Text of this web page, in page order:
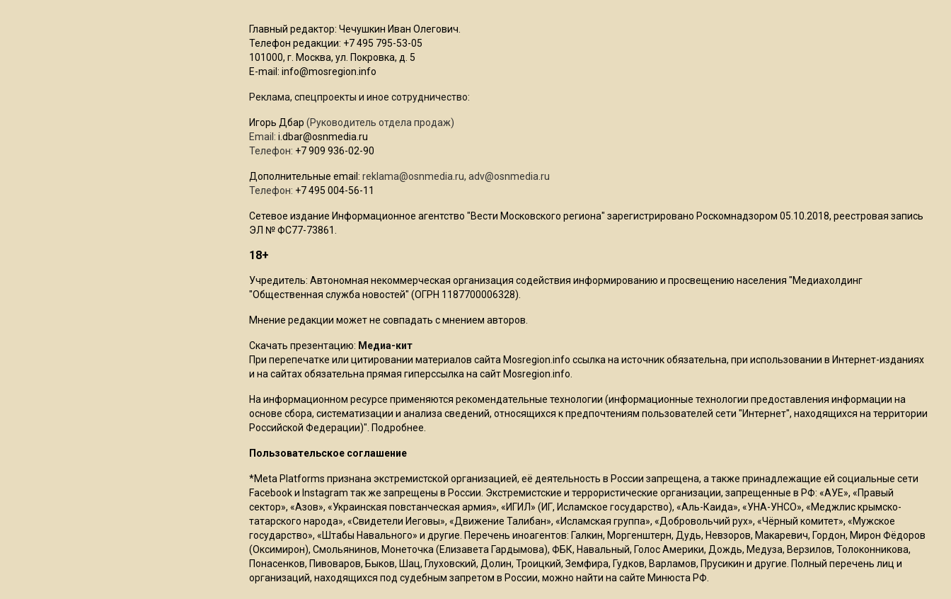
пиццы валяются на полу
причину банкротства
13:27
20:56
Сотрудники хлебозавода в
Балашихе массово
увольняются из-за жары в
Главный редактор: Чечушкин Иван Олегович.
Телефон редакции: +7 495 795-53-05
101000, г. Москва, ул. Покровка, д. 5
E-mail: info@mosregion.info
Реклама, спецпроекты и иное сотрудничество:
Игорь Дбар (Руководитель отдела продаж)
Email: i.dbar@osnmedia.ru
Телефон: +7 909 936-02-90
Дополнительные email: reklama@osnmedia.ru, adv@osnmedia.ru
Телефон: +7 495 004-56-11
Сетевое издание Информационное агентство "Вести Московского региона" зарегистрировано Роскомнадзором 05.10.2018, реестровая запись
ЭЛ № ФС77-73861.
18+
Учредитель: Автономная некоммерческая организация содействия информированию и просвещению населения "Медиахолдинг
"Общественная служба новостей" (ОГРН 1187700006328).
Мнение редакции может не совпадать с мнением авторов.
Скачать презентацию: Медиа-кит
При перепечатке или цитировании материалов сайта Mosregion.info ссылка на источник обязательна, при использовании в Интернет-изданиях
и на сайтах обязательна прямая гиперссылка на сайт Mosregion.info.
На информационном ресурсе применяются рекомендательные технологии (информационные технологии предоставления информации на
основе сбора, систематизации и анализа сведений, относящихся к предпочтениям пользователей сети "Интернет", находящихся на территории
Российской Федерации)". Подробнее
Пользовательское соглашение
*Meta Platforms признана экстремистской организацией, её деятельность в России запрещена, а также принадлежащие ей социальные сети
Facebook и Instagram так же запрещены в России. Экстремистские и террористические организации, запрещенные в РФ: «АУЕ», «Правый
сектор», «Азов», «Украинская повстанческая армия», «ИГИЛ» (ИГ, Исламское государство), «Аль-Каида», «УНА-УНСО», «Меджлис крымско-
татарского народа», «Свидетели Иеговы», «Движение Талибан», «Исламская группа», «Добровольчий рух», «Чёрный комитет», «Мужское
государство», «Штабы Навального» и другие. Перечень иноагентов: Галкин, Моргенштерн, Дудь, Невзоров, Макаревич, Гордон, Мирон Фёдоров
(Оксимирон), Смольянинов, Монеточка (Елизавета Гардымова), ФБК, Навальный, Голос Америки, Дождь, Медуза, Верзилов, Толоконникова,
Понасенков, Пивоваров, Быков, Шац, Глуховский, Долин, Троицкий, Земфира, Гудков, Варламов, Прусикин и другие. Полный перечень лиц и
организаций, находящихся под судебным запретом в России, можно найти на сайте Минюста РФ.